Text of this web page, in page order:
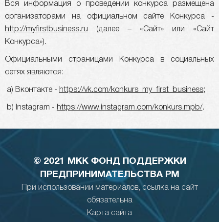
Вся информация о проведении конкурса размещена
организаторами на официальном сайте Конкурса -
http://myfirstbusiness.ru
(далее – «Сайт» или «Сайт
Конкурса»).
Официальными страницами Конкурса в социальных
сетях являются:
а) Вконтакте - https://vk.com/konkurs_my_first_business;
b) Instagram - https://www.instagram.com/konkurs.mpb/.
© 2021 МКК ФОНД ПОДДЕРЖКИ
ПРЕДПРИНИМАТЕЛЬСТВА РМ
При использовании материалов, ссылка на сайт
обязательна
Карта сайта